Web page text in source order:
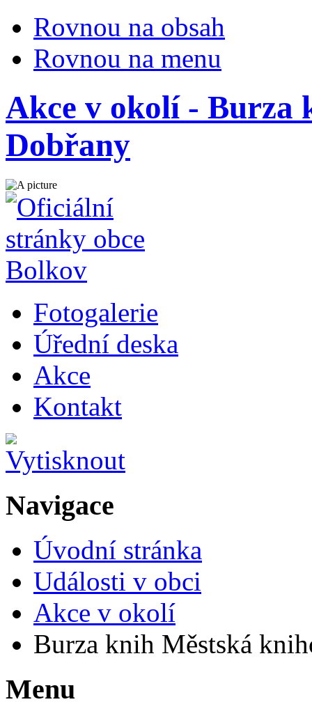
Rovnou na obsah
Rovnou na menu
Akce v okolí - Burza
Dobřany
Fotogalerie
Úřední deska
Akce
Kontakt
Navigace
Úvodní stránka
Události v obci
Akce v okolí
Burza knih Městská
Menu